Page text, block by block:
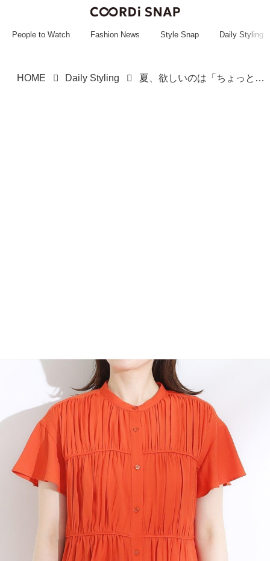
~~~~~~~~~~~
People to Watch Fashion News Style Snap Daily Styling
HOME Daily Styling 夏、欲しいのは「ちょっと一癖」【SHOO・LA・RUE】着るだけ「ちょい映えトップス」